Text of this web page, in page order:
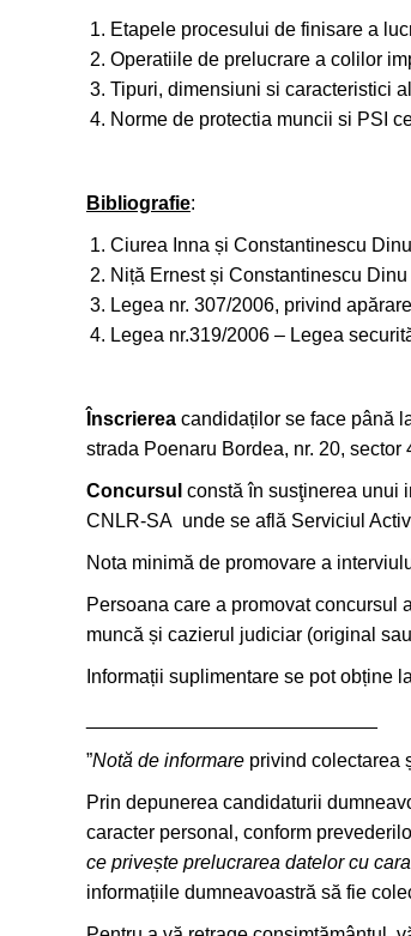
Etapele procesului de finisare a
Operatiile de prelucrare a colilor
Tipuri, dimensiuni si caracteristici
Norme de protectia muncii si PSI
Bibliografie:
Ciurea Inna și Constantinescu
Niță Ernest și Constantinescu
Legea nr. 307/2006, privind
Legea nr.319/2006 – Legea
Înscrierea candidaților se face până
strada Poenaru Bordea, nr. 20, sector
Concursul constă în susţinerea unui
CNLR-SA unde se află Serviciul
Nota minimă de promovare a
Persoana care a promovat
muncă și cazierul judiciar (original
Informații suplimentare se pot obține
”Notă de informare privind colectarea
Prin depunerea candidaturii
caracter personal, conform
ce privește prelucrarea datelor cu
informațiile dumneavoastră să fie